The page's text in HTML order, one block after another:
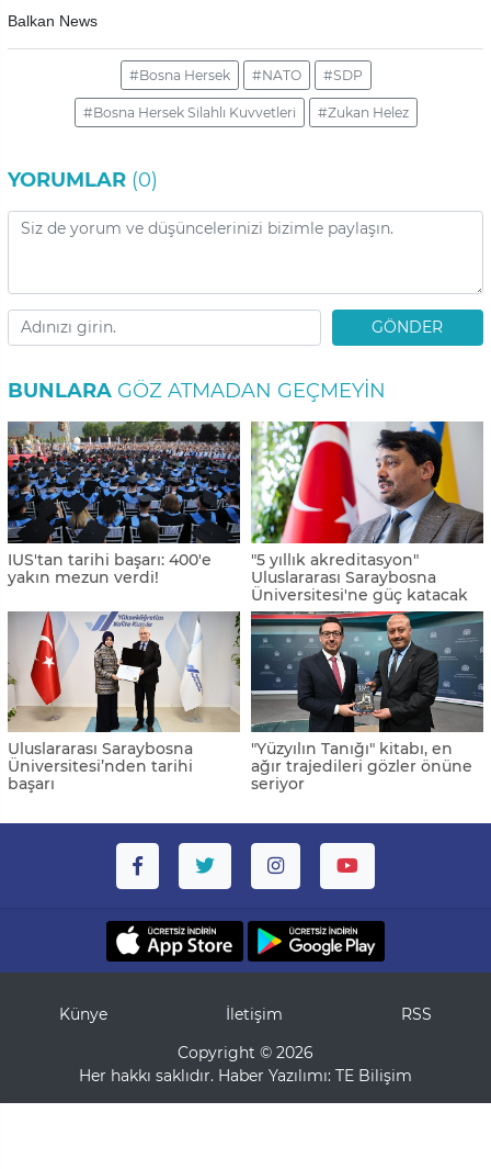
Balkan News
#Bosna Hersek #NATO #SDP
#Bosna Hersek Silahlı Kuvvetleri #Zukan Helez
YORUMLAR (0)
GÖNDER
BUNLARA GÖZ ATMADAN GEÇMEYIN
IUS'tan tarihi başarı: 400'e
yakın mezun verdi!
"5 yıllık akreditasyon"
Uluslararası Saraybosna
Üniversitesi'ne güç katacak
Uluslararası Saraybosna
Üniversitesi’nden tarihi
başarı
"Yüzyılın Tanığı" kitabı, en
ağır trajedileri gözler önüne
seriyor
Künye İletişim
RSS
Copyright © 2026
Her hakkı saklıdır. Haber Yazılımı: TE Bilişim